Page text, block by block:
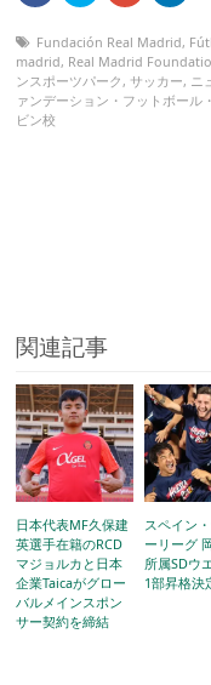
Fundación Real Madrid,
madrid, Real Madrid
ンスポーツパーク, サッカー, ニ
ァンデーション・フットボール
ビン校
関連記事
日本代表MF久保建
英選手在籍のRCD
マジョルカと日本
企業Taicaがグロー
バルメインスポン
サー契約を締結
スペイン
ーリーグ
所属SDウ
1部昇格決